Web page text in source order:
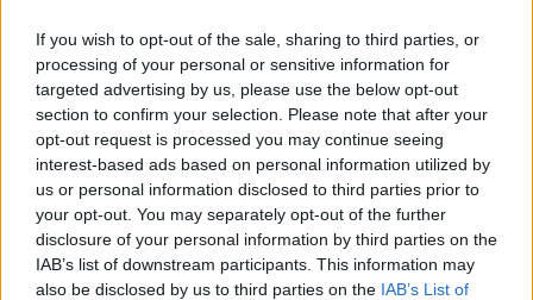
If you wish to opt-out of the sale, sharing to third parties, or
processing of your personal or sensitive information for
targeted advertising by us, please use the below opt-out
section to confirm your selection. Please note that after your
opt-out request is processed you may continue seeing
interest-based ads based on personal information utilized by
us or personal information disclosed to third parties prior to
your opt-out. You may separately opt-out of the further
disclosure of your personal information by third parties on the
IAB’s list of downstream participants. This information may
also be disclosed by us to third parties on the IAB’s List of
Αν τα χάσατε